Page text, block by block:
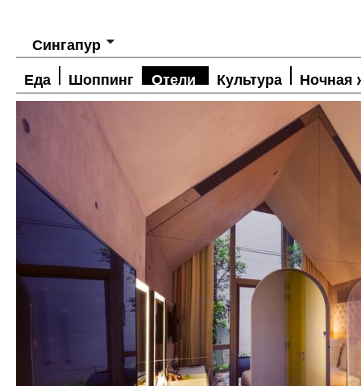
Сингапур
Еда Шоппинг Отели Культура Ночная